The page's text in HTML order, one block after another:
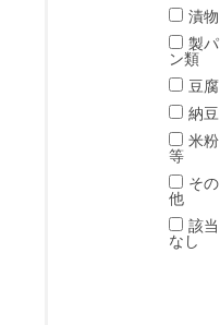
漬物
製パ
ン類
豆腐
納豆
米粉
等
その
他
該当
なし